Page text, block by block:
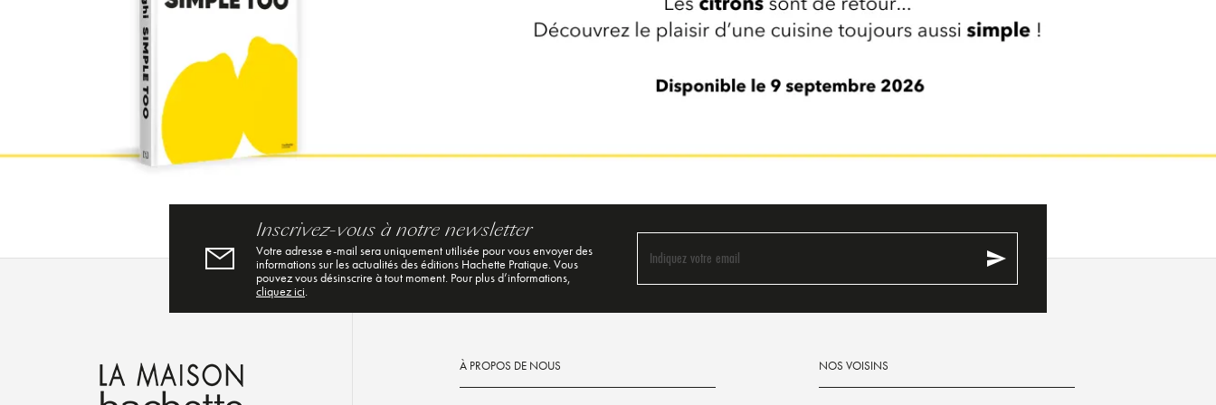
Inscrivez-vous à notre newsletter
Votre adresse e-mail sera uniquement utilisée pour vous envoyer des
informations sur les actualités des éditions Hachette Pratique. Vous
pouvez vous désinscrire à tout moment. Pour plus d’informations,
cliquez ici.
Indiquez votre email send
À PROPOS DE NOUS NOS VOISINS